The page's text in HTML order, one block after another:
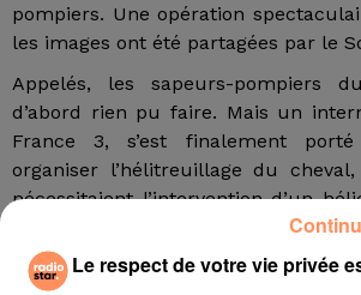
pompiers. Une opération
les images ont été partagées par le
Appelés, les sapeurs-pompiers
d’abord rien pu faire. Mais un
France 3, s’est finalement
organiser l’hélitreuillage du
nécessitaient l’intervention d’un
dans le portage de charge lourde.
Les yeux bandés pour ne pas
Le respect de votre vie privée